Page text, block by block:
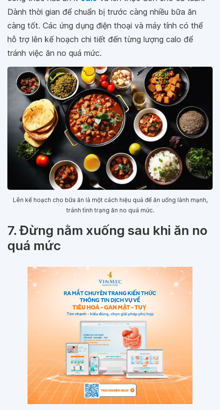
Dành thời gian để chuẩn bị trước càng nhiều bữa ăn
càng tốt. Các ứng dụng điện thoại và máy tính có thể
hỗ trợ lên kế hoạch chi tiết đến từng lượng calo để
tránh việc ăn no quá mức.
Lên kế hoạch cho bữa ăn là một cách hiệu quả để ăn uống lành mạnh,
tránh tình trạng ăn no quá mức.
7. Đừng nằm xuống sau khi ăn no
quá mức